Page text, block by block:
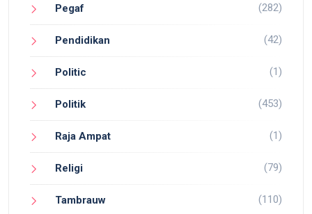
Pegaf (282)
Pendidikan (42)
Politic (1)
Politik (453)
Raja Ampat (1)
Religi (79)
Tambrauw (110)